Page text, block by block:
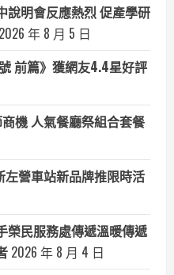
說明會反應熱烈 促產學研
2026 年 8 月 5 日
前篇》獲網友4.4星好評
機 人氣餐廳祭組合套餐
左營車站新品牌推限時活
榮民服務處傳遞溫暖傳遞
2026 年 8 月 4 日